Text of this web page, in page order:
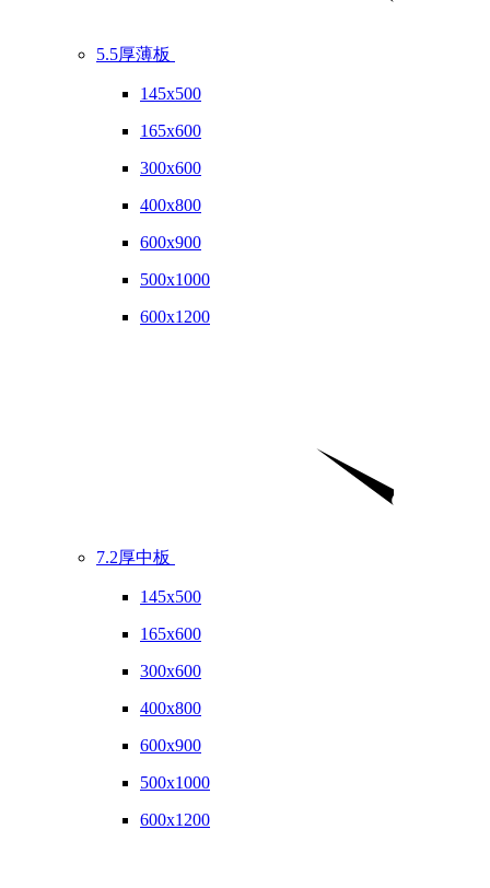
5.5厚薄板
145x500
165x600
300x600
400x800
600x900
500x1000
600x1200
7.2厚中板
145x500
165x600
300x600
400x800
600x900
500x1000
600x1200